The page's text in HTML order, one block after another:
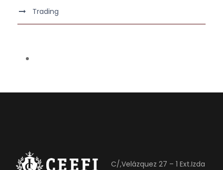
Trading
C/,Velázquez 27 – 1 Ext.Izda